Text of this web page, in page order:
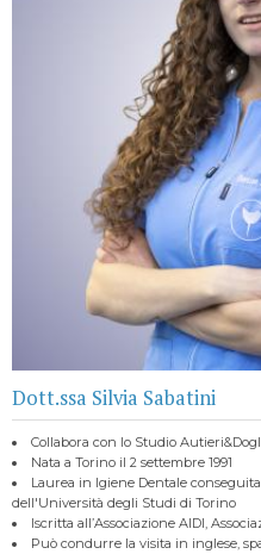
Dott.ssa Silvia Sabatini
Collabora con lo Studio
Nata a Torino il 2 settembre 1991
Laurea in Igiene Dentale
dell'Università degli Studi di Torino
Iscritta all’Associazione AIDI,
Può condurre la visita in inglese,